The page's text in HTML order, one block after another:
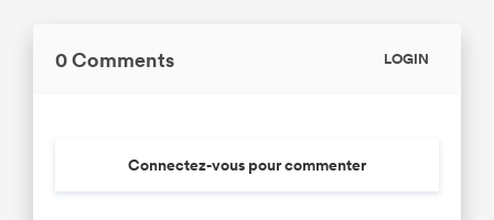
0 Comments LOGIN
Connectez-vous pour commenter